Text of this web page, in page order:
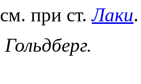
см. при ст.Лаки.